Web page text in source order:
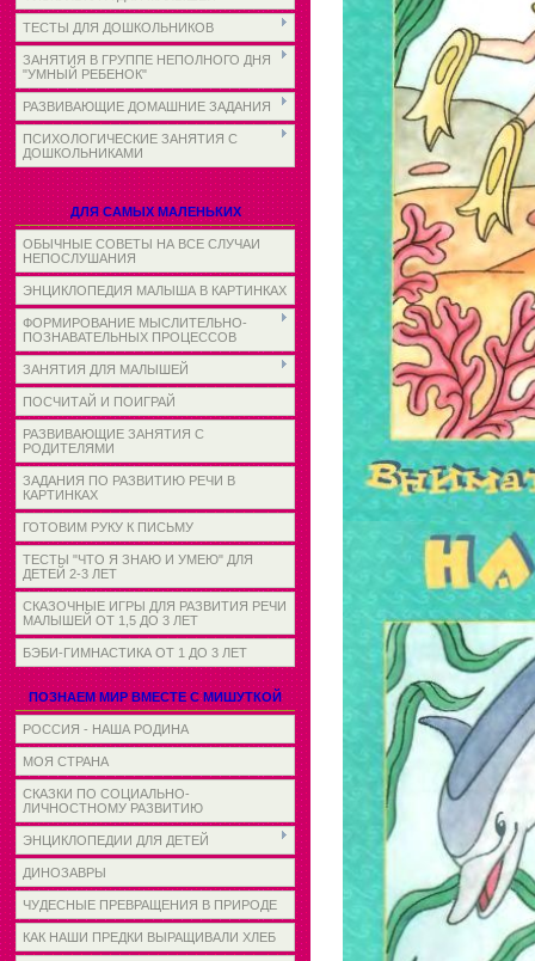
ТЕСТЫ ДЛЯ ДОШКОЛЬНИКОВ
ЗАНЯТИЯ В ГРУППЕ НЕПОЛНОГО ДНЯ
"УМНЫЙ РЕБЕНОК"
РАЗВИВАЮЩИЕ ДОМАШНИЕ ЗАДАНИЯ
ПСИХОЛОГИЧЕСКИЕ ЗАНЯТИЯ С
ДОШКОЛЬНИКАМИ
ДЛЯ САМЫХ МАЛЕНЬКИХ
ОБЫЧНЫЕ СОВЕТЫ НА ВСЕ СЛУЧАИ
НЕПОСЛУШАНИЯ
ЭНЦИКЛОПЕДИЯ МАЛЫША В КАРТИНКАХ
ФОРМИРОВАНИЕ МЫСЛИТЕЛЬНО-
ПОЗНАВАТЕЛЬНЫХ ПРОЦЕССОВ
ЗАНЯТИЯ ДЛЯ МАЛЫШЕЙ
ПОСЧИТАЙ И ПОИГРАЙ
РАЗВИВАЮЩИЕ ЗАНЯТИЯ С
РОДИТЕЛЯМИ
ЗАДАНИЯ ПО РАЗВИТИЮ РЕЧИ В
КАРТИНКАХ
ГОТОВИМ РУКУ К ПИСЬМУ
ТЕСТЫ "ЧТО Я ЗНАЮ И УМЕЮ" ДЛЯ
ДЕТЕЙ 2-3 ЛЕТ
СКАЗОЧНЫЕ ИГРЫ ДЛЯ РАЗВИТИЯ РЕЧИ
МАЛЫШЕЙ ОТ 1,5 ДО 3 ЛЕТ
БЭБИ-ГИМНАСТИКА ОТ 1 ДО 3 ЛЕТ
ПОЗНАЕМ МИР ВМЕСТЕ С МИШУТКОЙ
РОССИЯ - НАША РОДИНА
МОЯ СТРАНА
СКАЗКИ ПО СОЦИАЛЬНО-
ЛИЧНОСТНОМУ РАЗВИТИЮ
ЭНЦИКЛОПЕДИИ ДЛЯ ДЕТЕЙ
ДИНОЗАВРЫ
ЧУДЕСНЫЕ ПРЕВРАЩЕНИЯ В ПРИРОДЕ
КАК НАШИ ПРЕДКИ ВЫРАЩИВАЛИ ХЛЕБ